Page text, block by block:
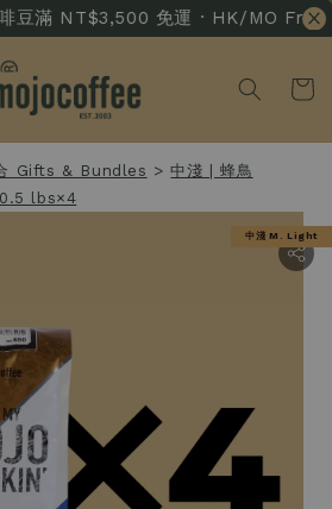
滿 NT$3,500 免運 · HK/MO
Gifts & Bundles >中淺 | 蜂鳥
lbs×4
中淺 M. Light